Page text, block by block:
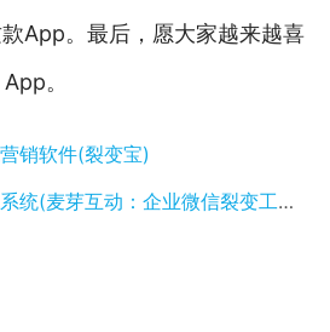
App。最后，愿大家越来越喜
。
销软件(裂变宝)
动：企业微信裂变工具有哪些？这个神器一定要知道)